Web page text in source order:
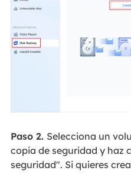
Paso 2. Selecciona un
copia de seguridad y haz
seguridad". Si quieres